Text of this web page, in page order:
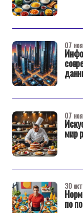
07
мир
07
по
30